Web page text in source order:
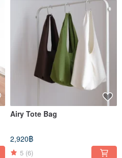
Airy Tote Bag
2,920฿
5 (6)